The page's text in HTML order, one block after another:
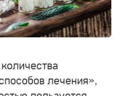
лечения»,